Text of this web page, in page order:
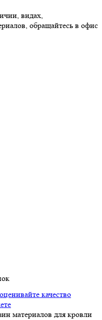
видах,
обращайтесь в офис
материалов для кровли